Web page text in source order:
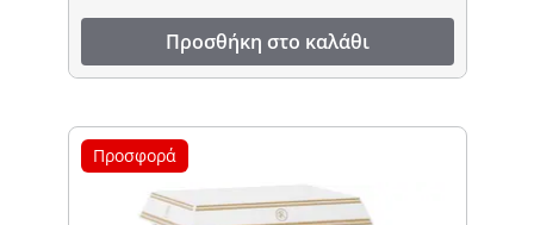
Προσθήκη στο καλάθι
Προσφορά